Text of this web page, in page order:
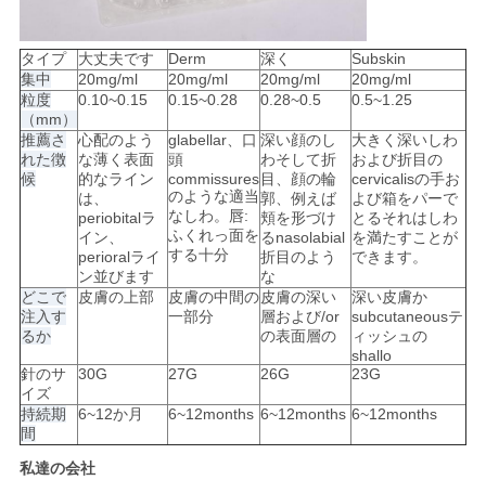
い
SHOPPING
ONLINE
図
PRIVACY
POLICY
タイプ 大丈夫です Derm 深く
Subskin
集中
20mg/ml 20mg/ml 20mg/ml
20mg/ml
粒度
（mm）
0.10~0.15 0.15~0.28 0.28~0.5 0.5~1.25
推薦さ
れた徴
候
心配のよう
な薄く表面
的なライン
は、
periobitalラ
イン、
perioralライ
ン並びます
glabellar、口
頭
commissures
のような適当
なしわ。唇:
ふくれっ面を
する十分
深い顔のし
わそして折
目、顔の輪
郭、例えば
頬を形づけ
るnasolabial
折目のよう
な
大きく深いしわ
および折目の
cervicalisの手お
よび箱をパーで
とるそれはしわ
を満たすことが
できます。
どこで
注入す
るか
皮膚の上部
皮膚の中間の
一部分
皮膚の深い
層および/or
の表面層の
深い皮膚か
subcutaneousテ
ィッシュの
shallo
針のサ
イズ
30G 27G 26G 23G
持続期
間
6~12か月 6~12months 6~12months 6~12months
私達の会社